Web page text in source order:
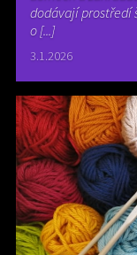
dodávají prostředí
o [...]
3.1.2026